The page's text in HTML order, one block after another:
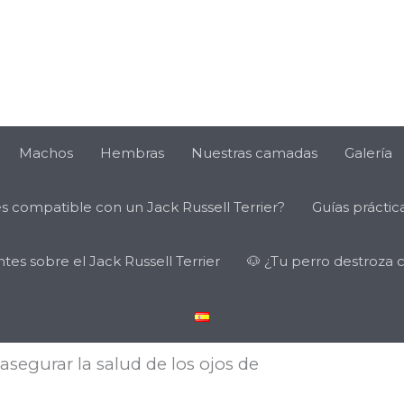
Machos Hembras Nuestras camadas Galería
compatible con un Jack Russell Terrier? Guías
sobre el Jack Russell Terrier 🐶 ¿Tu perro destroza
comentario
oculares pueden pasar
la salud de los ojos de